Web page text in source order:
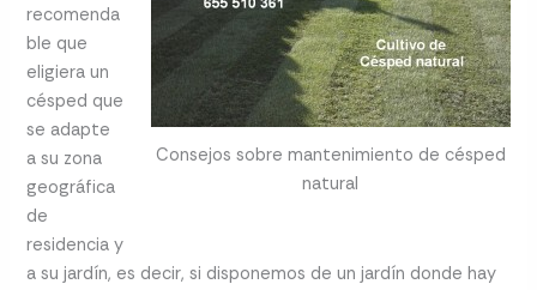
Consejos sobre mantenimiento de césped
natural
recomenda
ble que
eligiera un
césped que
se adapte
a su zona
geográfica
de
residencia y
a su jardín, es decir, si disponemos de un jardín donde hay